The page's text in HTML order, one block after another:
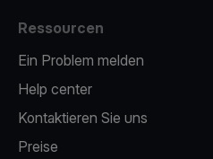
Ressourcen
Ein Problem melden
Help center
Kontaktieren Sie uns
Preise